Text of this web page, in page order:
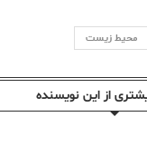
محیط زیست
از این نویسندە